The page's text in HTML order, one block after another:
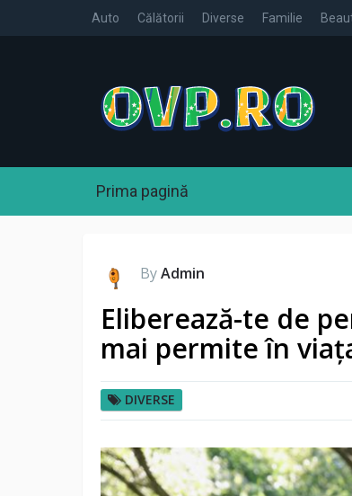
Auto Călătorii Diverse Familie
Prima pagină
ByAdmin
Eliberează-te de
mai permite în
DIVERSE